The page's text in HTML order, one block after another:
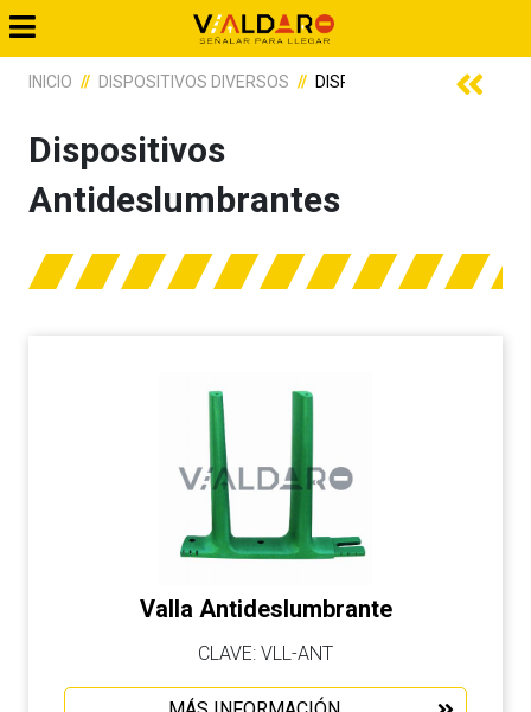
INICIO DISPOSITIVOS DIVERSOS DISPOSITIVOS
Dispositivos
Antideslumbrantes
Valla Antideslumbrante
CLAVE: VLL-ANT